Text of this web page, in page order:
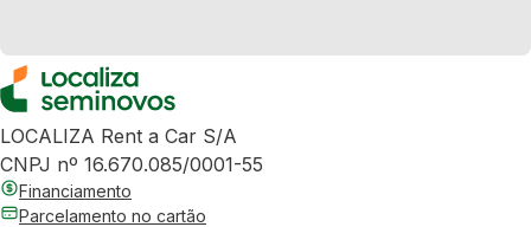
LOCALIZA Rent a Car S/A
CNPJ nº 16.670.085/0001-55
Financiamento
Parcelamento no cartão